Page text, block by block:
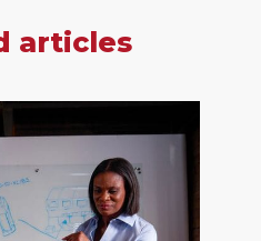
articles